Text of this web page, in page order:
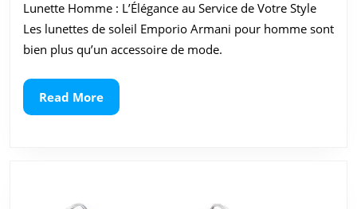
les
Lunettes
Lunette Homme : L’Élégance au Service de Votre Style
Les lunettes de soleil Emporio Armani pour homme sont
bien plus qu’un accessoire de mode.
Read MoreRead
More